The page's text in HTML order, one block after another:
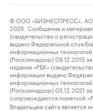
© ООО «БИЗНЕСПРЕСС»,
2026. Сообщения и
(свидетельство о
выдано Федеральной
информационных
(Роскомнадзор) 09.12.2015
издания «РБК»
информации выдано
информационных
(Роскомнадзор) 03.12.2021
сопровождаются пометкой
Владельцем сайта является